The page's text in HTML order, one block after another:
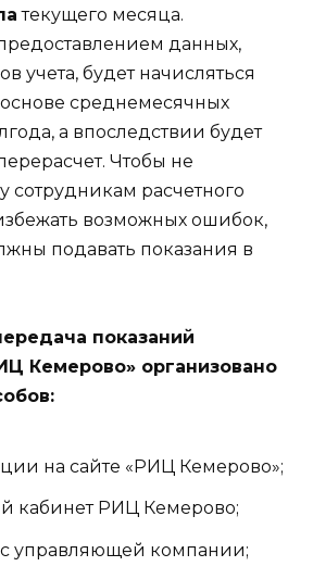
текущего месяца.
данных,
учета, будет начисляться
среднемесячных
а впоследствии будет
Чтобы не
сотрудникам расчетного
возможных ошибок,
подавать показания в
показаний
Кемерово» организовано
на сайте «РИЦ Кемерово»;
кабинет РИЦ Кемерово;
управляющей компании;